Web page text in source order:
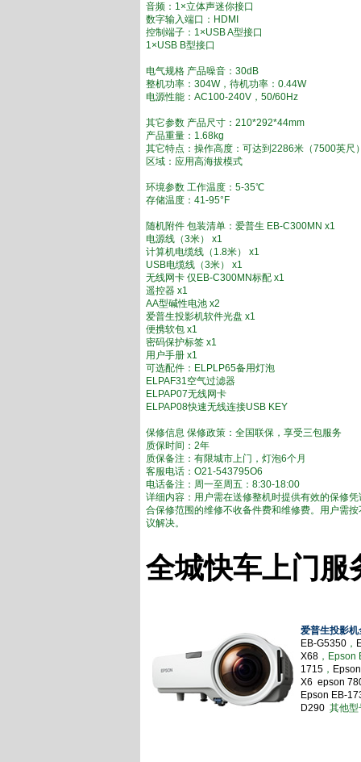
音频：1×立体声迷你接口
数字输入端口：HDMI
控制端子：1×USB A型接口
1×USB B型接口
电气规格 产品噪音：30dB
整机功率：304W，待机功率：0.44W
电源性能：AC100-240V，50/60Hz
其它参数 产品尺寸：210*292*44mm
产品重量：1.68kg
其它特点：操作高度：可达到2286米（7500英尺
区域：应用高海拔模式
环境参数 工作温度：5-35℃
存储温度：41-95°F
随机附件 包装清单：爱普生 EB-C300MN x1
电源线（3米） x1
计算机电缆线（1.8米） x1
USB电缆线（3米） x1
无线网卡 仅EB-C300MN标配 x1
遥控器 x1
AA型碱性电池 x2
爱普生投影机软件光盘 x1
便携软包 x1
密码保护标签 x1
用户手册 x1
可选配件：ELPLP65备用灯泡
ELPAF31空气过滤器
ELPAP07无线网卡
ELPAP08快速无线连接USB KEY
保修信息 保修政策：全国联保，享受三包服务
质保时间：2年
质保备注：有限城市上门，灯泡6个月
客服电话：O21-543795O6
电话备注：周一至周五：8:30-18:00
详细内容：用户需在送修整机时提供有效的保修
合保修范围的维修不收备件费和维修费。用户需
议解决。
全城快车上门服
爱普生投影
EB-G5350 ，
X68 ，Epson
1715 ，
X6 epson
Epson EB-
D290 其他